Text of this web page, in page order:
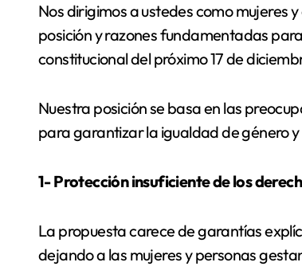
Nos dirigimos a ustedes como mujeres
posición y razones fundamentadas
constitucional del próximo 17 de
Nuestra posición se basa en las
para garantizar la igualdad de género
1- Protección insuficiente de los
La propuesta carece de garantías
dejando a las mujeres y personas